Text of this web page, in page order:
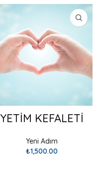
YETİM KEFALETİ
Yeni Adım
₺1,500.00